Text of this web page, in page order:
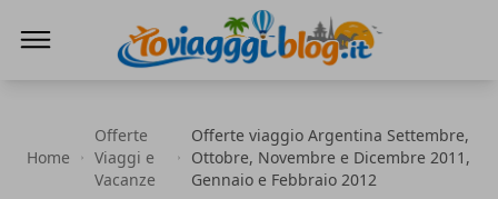
Home
Offerte
Viaggi e
Vacanze
Offerte viaggio Argentina Settembre,
Ottobre, Novembre e Dicembre 2011,
Gennaio e Febbraio 2012